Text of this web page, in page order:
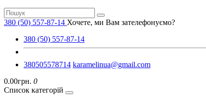
380 (50) 557-87-14 Хочете, ми Вам зателефонуємо?
380 (50) 557-87-14
380505578714 karamelinua@gmail.com
0.00грн. 0
Список категорій